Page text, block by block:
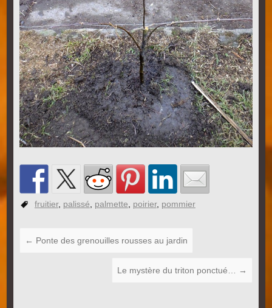
fruitier, palissé palmette poirier, pommier
← Ponte des grenouilles rousses au jardin
Le mystère du triton ponctué… →